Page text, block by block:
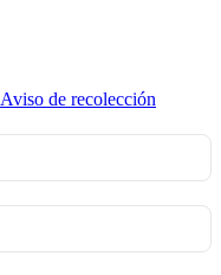
Aviso de recolección